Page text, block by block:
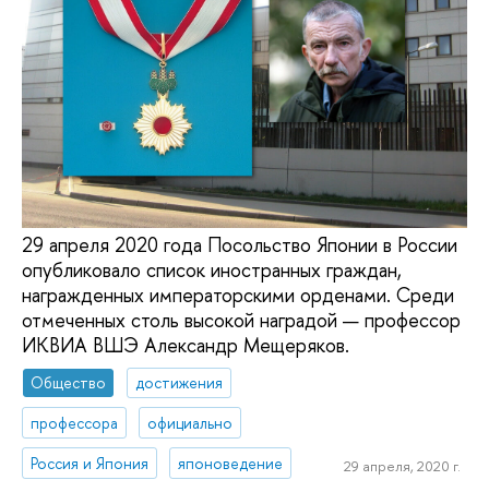
29 апреля 2020 года Посольство Японии в России
опубликовало список иностранных граждан,
награжденных императорскими орденами. Среди
отмеченных столь высокой наградой — профессор
ИКВИА ВШЭ Александр Мещеряков.
Общество
достижения
профессора
официально
Россия и Япония
японоведение 29 апреля, 2020 г.